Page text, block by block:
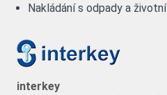
Nakládání s odpady a životní
interkey